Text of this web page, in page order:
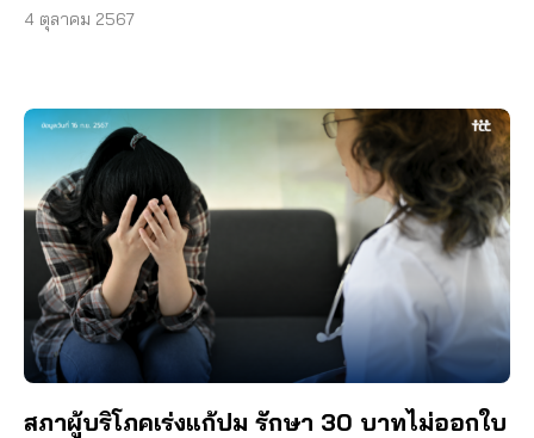
เหลือ 7 วัน
4 ตุลาคม 2567
สภาผู้บริโภคเร่งแก้ปม รักษา 30 บาทไม่ออกใบ